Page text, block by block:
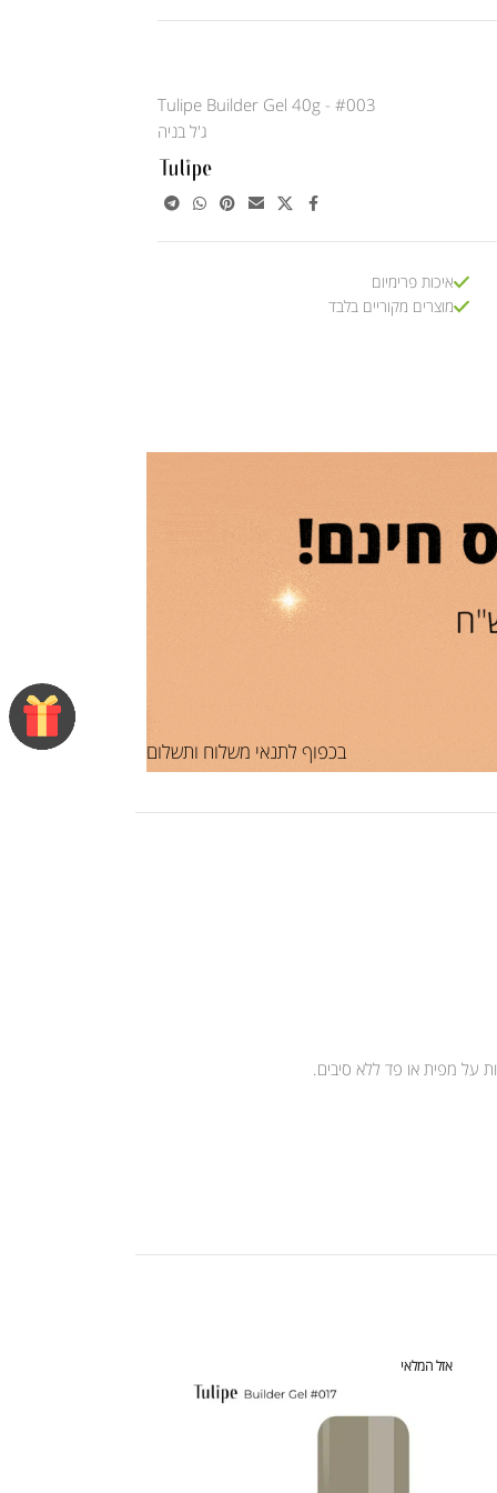
Tulipe Builder Gel 40g - #003
ג'ל בניה
איכות פרימיום
מוצרים מקוריים בלבד
בכפוף לתנאי משלוח ותשלום
על מפית או פד ללא סיבים.
אזל המלאי